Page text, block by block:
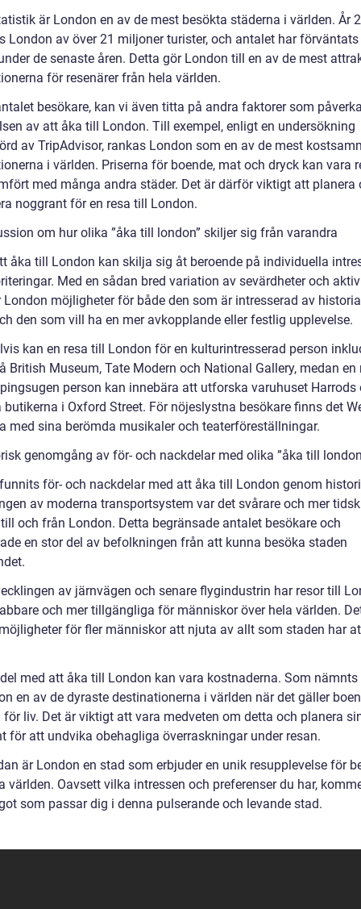
är London en av de mest besökta städerna i världen. År
London av över 21 miljoner turister, och antalet har
de senaste åren. Detta gör London till en av de mest
för resenärer från hela världen.
besökare, kan vi även titta på andra faktorer som
av att åka till London. Till exempel, enligt en undersökning
av TripAdvisor, rankas London som en av de mest
i världen. Priserna för boende, mat och dryck kan vara
med många andra städer. Det är därför viktigt att planera
noggrant för en resa till London.
om hur olika ”åka till london” skiljer sig från varandra
åka till London kan skilja sig åt beroende på individuella
Med en sådan bred variation av sevärdheter och
London möjligheter för både den som är intresserad av
den som vill ha en mer avkopplande eller festlig upplevelse.
kan en resa till London för en kulturintresserad person
British Museum, Tate Modern och National Gallery, medan en
person kan innebära att utforska varuhuset Harrods
butikerna i Oxford Street. För nöjeslystna besökare finns det
med sina berömda musikaler och teaterföreställningar.
genomgång av för- och nackdelar med olika ”åka till
för- och nackdelar med att åka till London genom
av moderna transportsystem var det svårare och mer
och från London. Detta begränsade antalet besökare och
en stor del av befolkningen från att kunna besöka staden
av järnvägen och senare flygindustrin har resor till
och mer tillgängliga för människor över hela världen.
för fler människor att njuta av allt som staden har
med att åka till London kan vara kostnaderna. Som
en av de dyraste destinationerna i världen när det gäller
liv. Det är viktigt att vara medveten om detta och planera
för att undvika obehagliga överraskningar under resan.
är London en stad som erbjuder en unik resupplevelse för
världen. Oavsett vilka intressen och preferenser du har,
som passar dig i denna pulserande och levande stad.